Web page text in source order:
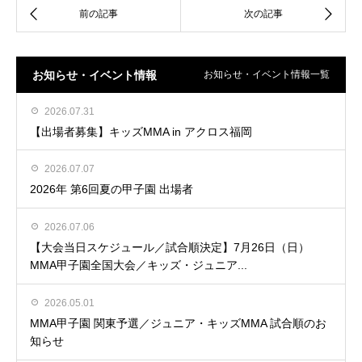
お知らせ・イベント情報 お知らせ・イベント情報一覧
2026.07.31
【出場者募集】キッズMMA in アクロス福岡
2026.07.07
2026年 第6回夏の甲子園 出場者
2026.07.06
【大会当日スケジュール／試合順決定】7月26日（日）
MMA甲子園全国大会／キッズ・ジュニア...
2026.05.01
MMA甲子園 関東予選／ジュニア・キッズMMA 試合順のお
知らせ